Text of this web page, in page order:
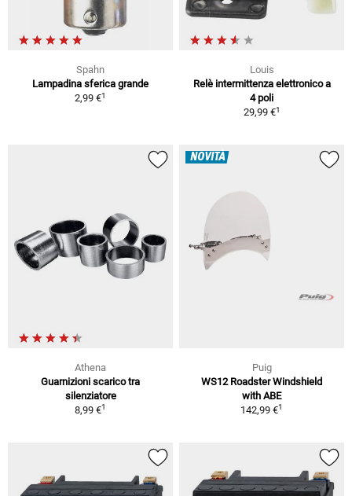
Spahn
Lampadina sferica grande
2,99 €1
Louis
Relè intermittenza elettronico a
4 poli
29,99 €1
Athena
Guarnizioni scarico tra
silenziatore
8,99 €1
NOVITÀ
Puig
WS12 Roadster Windshield
with ABE
142,99 €1